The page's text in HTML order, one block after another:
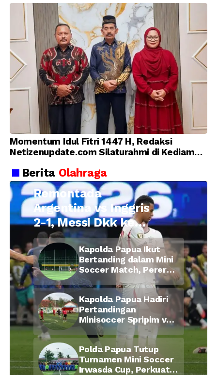
Momentum Idul Fitri 1447 H, Redaksi
Netizenupdate.com Silaturahmi di Kediaman
Berita Olahraga
Remontada
Argentina vs Inggris
2-1, Messi Dkk ke
Final Piala Dunia
2026
Kapolda Papua Ikut
Bertanding dalam Mini
Soccer Match, Pererat
Kebersamaan Personel
di Bulan Ramadan
Kapolda Papua Hadiri
Pertandingan
Minisoccer Spripim vs
Bid Propam, Pererat
Soliditas dan
Kebersamaan Personel
Polda Papua Tutup
Turnamen Mini Soccer
Irwasda Cup, Perkuat